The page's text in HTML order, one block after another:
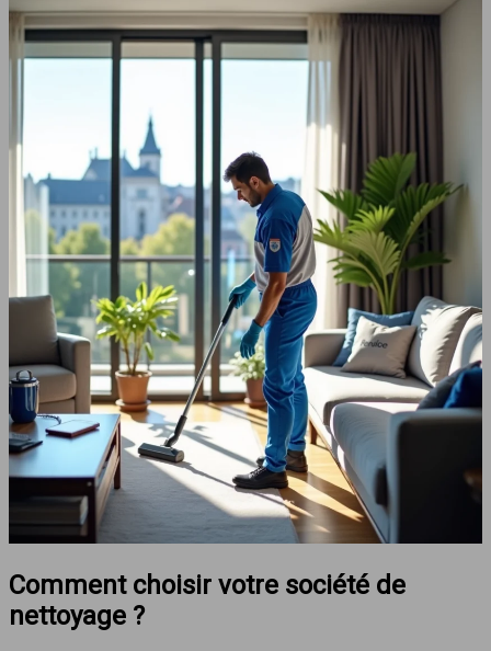
Comment choisir votre société de
nettoyage ?